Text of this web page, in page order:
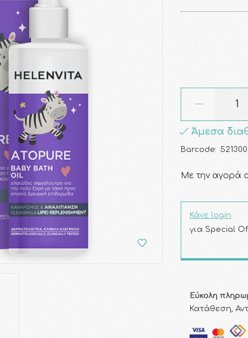
Άμεσα
Barcode:
Με την αγορά
Κάνε login
για Special
Εύκολη
Κατάθεση,